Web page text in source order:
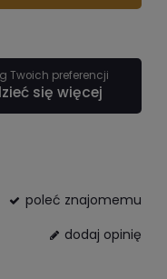
Twoich preferencji
się więcej
poleć znajomemu
dodaj opinię